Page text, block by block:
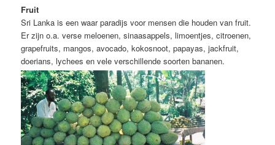
Fruit
Sri Lanka is een waar paradijs voor mensen die houden van fruit.
Er zijn o.a. verse meloenen, sinaasappels, limoentjes, citroenen,
grapefruits, mangos, avocado, kokosnoot, papayas, jackfruit,
doerians, lychees en vele verschillende soorten bananen.